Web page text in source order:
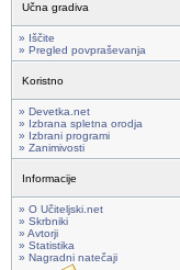
Učna gradiva
» Iščite
» Pregled povpraševanja
Koristno
» Devetka.net
» Izbrana spletna orodja
» Izbrani programi
» Zanimivosti
Informacije
» O Učiteljski.net
» Skrbniki
» Avtorji
» Statistika
» Nagradni natečaji